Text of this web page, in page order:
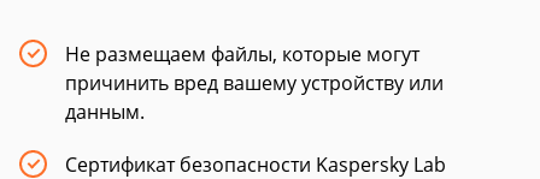
Не размещаем файлы, которые могут
причинить вред вашему устройству или
данным.
Сертификат безопасности Kaspersky Lab